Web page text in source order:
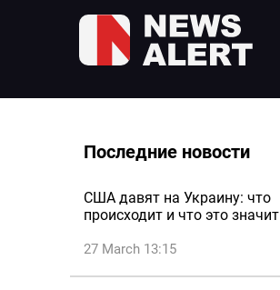
Последние новости
США давят на Украину: что
происходит и что это значит
27 March 13:15